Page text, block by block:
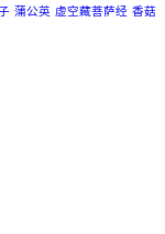
蒲公英 虚空藏菩萨经 香菇